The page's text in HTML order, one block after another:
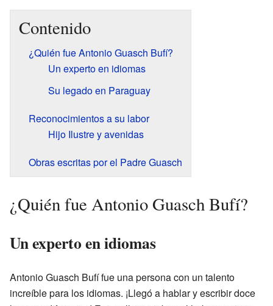
Contenido
¿Quién fue Antonio Guasch Bufí?
Un experto en idiomas
Su legado en Paraguay
Reconocimientos a su labor
Hijo Ilustre y avenidas
Obras escritas por el Padre Guasch
¿Quién fue Antonio Guasch Bufí?
Un experto en idiomas
Antonio Guasch Bufí fue una persona con un talento
increíble para los idiomas. ¡Llegó a hablar y escribir doce